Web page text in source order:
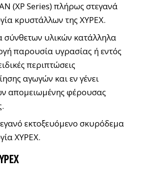
(XP Series) πλήρως στεγανά
κρυστάλλων της XYPEX.
σύνθετων υλικών κατάλληλα
παρουσία υγρασίας ή εντός
περιπτώσεις
αγωγών και εν γένει
απομειωμένης φέρουσας
εκτοξευόμενο σκυρόδεμα
XYPEX.